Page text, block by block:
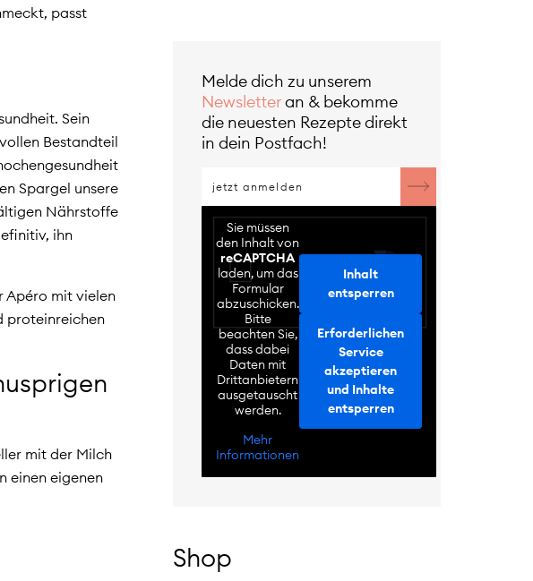
passt
Sein
Bestandteil
Spargel unsere
Nährstoffe
ihn
Apéro mit vielen
proteinreichen
mit der Milch
einen eigenen
Melde dich zu unserem
Newsletteran & bekomme
die neuesten Rezepte direkt
in dein Postfach!
Sie müssen
den Inhalt von
reCAPTCHA
laden, um das
Formular
abzuschicken.
Bitte
beachten Sie,
dass dabei
Daten mit
Drittanbietern
ausgetauscht
werden.
Mehr
Informationen
Inhalt
entsperren
Erforderlichen
Service
akzeptieren
und Inhalte
entsperren
Shop